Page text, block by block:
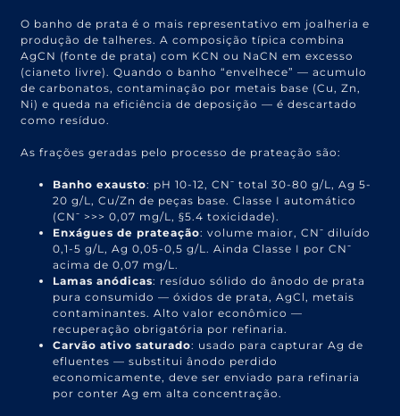
O banho de prata é o mais representativo em joalheria e
produção de talheres. A composição típica combina
AgCN (fonte de prata) com KCN ou NaCN em excesso
(cianeto livre). Quando o banho “envelhece” — acumulo
de carbonatos, contaminação por metais base (Cu, Zn,
Ni) e queda na eficiência de deposição — é descartado
como resíduo.
As frações geradas pelo processo de prateação são:
Banho exausto: pH 10-12, CN⁻ total 30-80 g/L, Ag 5-
20 g/L, Cu/Zn de peças base. Classe I automático
(CN⁻ >>> 0,07 mg/L, §5.4 toxicidade).
Enxágues de prateação: volume maior, CN⁻ diluído
0,1-5 g/L, Ag 0,05-0,5 g/L. Ainda Classe I por CN⁻
acima de 0,07 mg/L.
Lamas anódicas: resíduo sólido do ânodo de prata
pura consumido — óxidos de prata, AgCl, metais
contaminantes. Alto valor econômico —
recuperação obrigatória por refinaria.
Carvão ativo saturado: usado para capturar Ag de
efluentes — substitui ânodo perdido
economicamente, deve ser enviado para refinaria
por conter Ag em alta concentração.